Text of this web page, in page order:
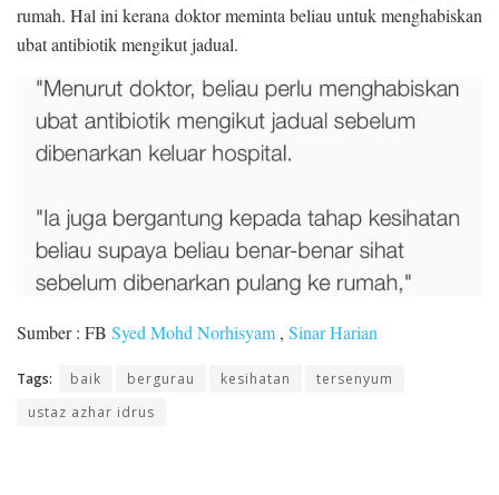
rumah. Hal ini kerana doktor meminta beliau untuk menghabiskan
ubat antibiotik mengikut jadual.
Sumber : FB Syed Mohd Norhisyam , Sinar Harian
Tags: baik bergurau kesihatan
tersenyum
ustaz azhar idrus